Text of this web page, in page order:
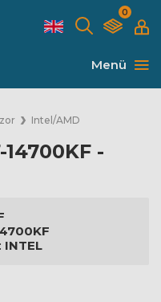
0
Menü
Intel/AMD
-
INTEL